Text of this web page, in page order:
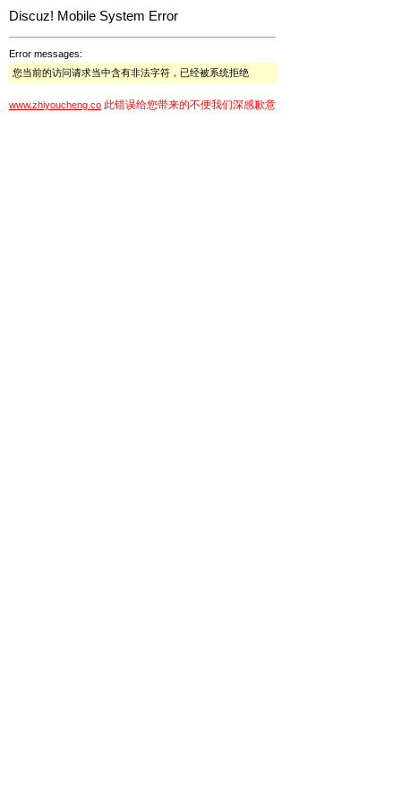
Discuz! Mobile System Error
Error messages:
您当前的访问请求当中含有非法字符，已经被系统拒绝
www.zhiyoucheng.co 此错误给您带来的不便我们深感歉意